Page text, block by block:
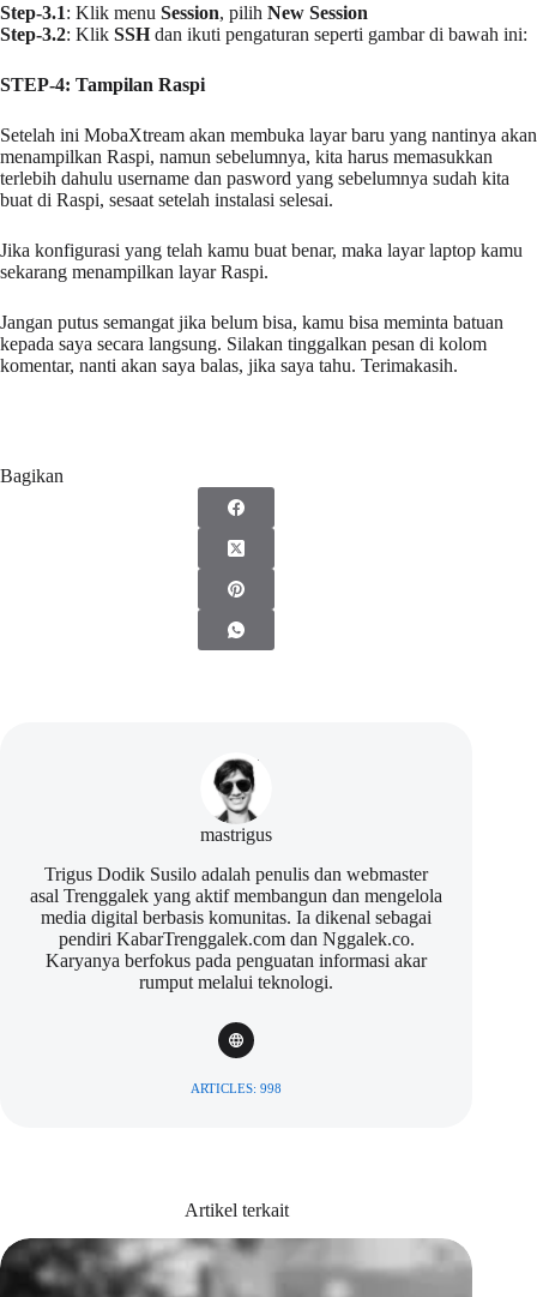
Step-3.1: Klik menu Session, pilih New Session
Step-3.2: Klik SSHdan ikuti pengaturan seperti gambar di bawah ini:
STEP-4: Tampilan Raspi
Setelah ini MobaXtream akan membuka layar baru yang nantinya akan
menampilkan Raspi, namun sebelumnya, kita harus memasukkan
terlebih dahulu username dan pasword yang sebelumnya sudah kita
buat di Raspi, sesaat setelah instalasi selesai.
Jika konfigurasi yang telah kamu buat benar, maka layar laptop kamu
sekarang menampilkan layar Raspi.
Jangan putus semangat jika belum bisa, kamu bisa meminta batuan
kepada saya secara langsung. Silakan tinggalkan pesan di kolom
komentar, nanti akan saya balas, jika saya tahu. Terimakasih.
Bagikan
mastrigus
Trigus Dodik Susilo adalah penulis dan webmaster
asal Trenggalek yang aktif membangun dan mengelola
media digital berbasis komunitas. Ia dikenal sebagai
pendiri KabarTrenggalek.com dan Nggalek.co.
Karyanya berfokus pada penguatan informasi akar
rumput melalui teknologi.
ARTICLES: 998
Artikel terkait